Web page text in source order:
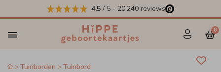
4,5 / 5 - 20.240 reviews
0
Tuinborden Tuinbord